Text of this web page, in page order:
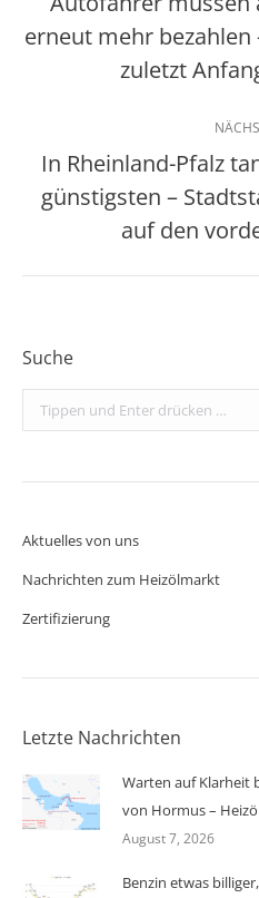
erneut mehr bezahlen
zuletzt
In Rheinland-Pfalz
günstigsten –
auf den
Suche
Search:
Aktuelles von uns
Nachrichten zum Heizölmarkt
Zertifizierung
Letzte Nachrichten
Warten auf Klarheit
von Hormus –
August 7, 2026
Benzin etwas